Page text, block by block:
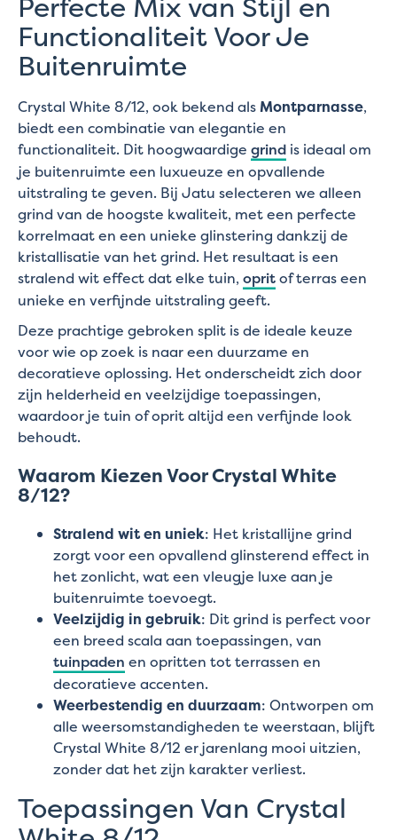
Functionaliteit Voor Je
Buitenruimte
Crystal White 8/12, ook bekend alsMontparnasse,
biedt een combinatie van elegantie en
functionaliteit. Dit hoogwaardige grind is ideaal om
je buitenruimte een luxueuze en opvallende
uitstraling te geven. Bij Jatu selecteren we alleen
grind van de hoogste kwaliteit, met een perfecte
korrelmaat en een unieke glinstering dankzij de
kristallisatie van het grind. Het resultaat is een
stralend wit effect dat elke tuin, opritof terras een
unieke en verfijnde uitstraling geeft.
Deze prachtige gebroken split is de ideale keuze
voor wie op zoek is naar een duurzame en
decoratieve oplossing. Het onderscheidt zich door
zijn helderheid en veelzijdige toepassingen,
waardoor je tuin of oprit altijd een verfijnde look
behoudt.
Waarom Kiezen Voor Crystal White
8/12?
Stralend wit en uniek: Het kristallijne grind
zorgt voor een opvallend glinsterend effect in
het zonlicht, wat een vleugje luxe aan je
buitenruimte toevoegt.
Veelzijdig in gebruik: Dit grind is perfect voor
een breed scala aan toepassingen, van
tuinpaden en opritten tot terrassen en
decoratieve accenten.
Weerbestendig en duurzaam: Ontworpen om
alle weersomstandigheden te weerstaan, blijft
Crystal White 8/12 er jarenlang mooi uitzien,
zonder dat het zijn karakter verliest.
Toepassingen Van Crystal